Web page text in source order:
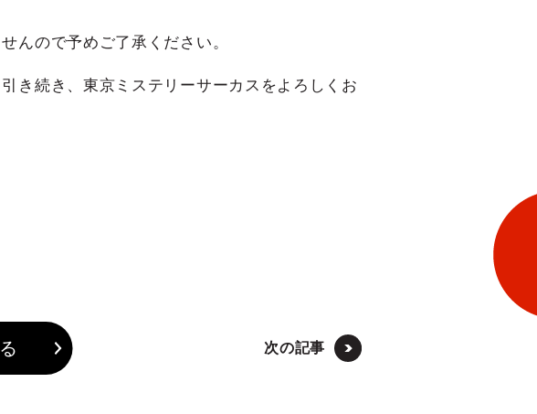
んので予めご了承ください。
き続き、東京ミステリーサーカスをよろしくお
次の記事